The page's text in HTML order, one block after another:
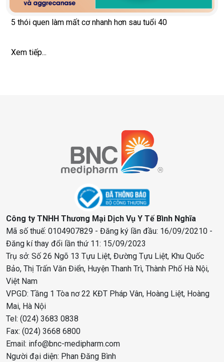
5 thói quen làm mất cơ nhanh hơn sau tuổi 40
Xem tiếp...
Công ty TNHH Thương Mại Dịch Vụ Y Tế Bình Nghĩa
Mã số thuế: 0104907829 - Đăng ký lần đầu: 16/09/20210 -
Đăng kí thay đổi lần thứ 11: 15/09/2023
Trụ sở: Số 26 Ngõ 13 Tựu Liệt, Đường Tựu Liệt, Khu Quốc
Bảo, Thị Trấn Văn Điển, Huyện Thanh Trì, Thành Phố Hà Nội,
Việt Nam
VPGD: Tầng 1 Tòa nơ 22 KĐT Pháp Vân, Hoàng Liệt, Hoàng
Mai, Hà Nội
Tel: (024) 3683 0838
Fax: (024) 3668 6800
Email: info@bnc-medipharm.com
Người đại diện: Phan Đăng Bình